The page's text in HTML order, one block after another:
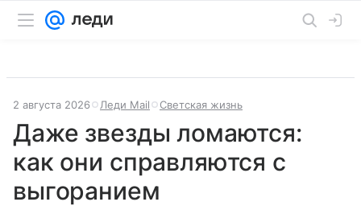
2 августа 2026 Леди Mail Светская жизнь
Даже звезды ломаются:
как они справляются с
выгоранием